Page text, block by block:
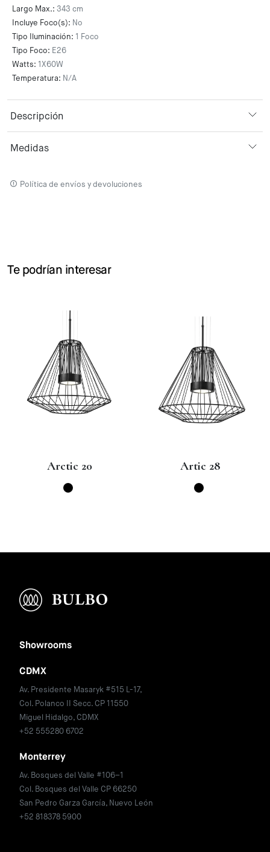
Largo Max.: 343 cm
Incluye Foco(s): No
Tipo Iluminación: 1 Foco
Tipo Foco: E26
Watts: 1X60W
Temperatura: N/A
Descripción
Medidas
Política de envíos y devoluciones
Te podrían interesar
Arctic 20 Artic 28
Showrooms
CDMX
Av. Presidente Masaryk #515 L-17,
Col. Polanco II Secc. CP 11550
Miguel Hidalgo, CDMX
+52 555280 6702
Monterrey
Av. Bosques del Valle #106–1
Col. Bosques del Valle CP 66250
San Pedro Garza García, Nuevo León
+52 818378 5900